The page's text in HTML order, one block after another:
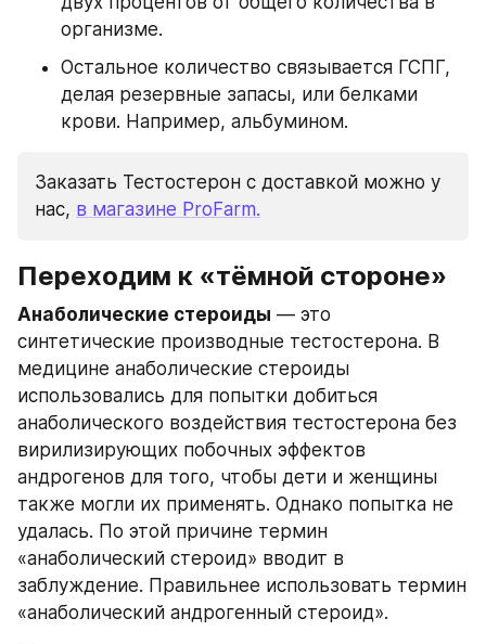
организме.
Остальное количество связывается ГСПГ,
делая резервные запасы, или белками
крови. Например, альбумином.
Заказать Тестостерон с доставкой можно у
нас, в магазине ProFarm.
Переходим к «тёмной стороне»
Анаболические стероиды — это
синтетические производные тестостерона. В
медицине анаболические стероиды
использовались для попытки добиться
анаболического воздействия тестостерона без
вирилизирующих побочных эффектов
андрогенов для того, чтобы дети и женщины
также могли их применять. Однако попытка не
удалась. По этой причине термин
«анаболический стероид» вводит в
заблуждение. Правильнее использовать термин
«анаболический андрогенный стероид».